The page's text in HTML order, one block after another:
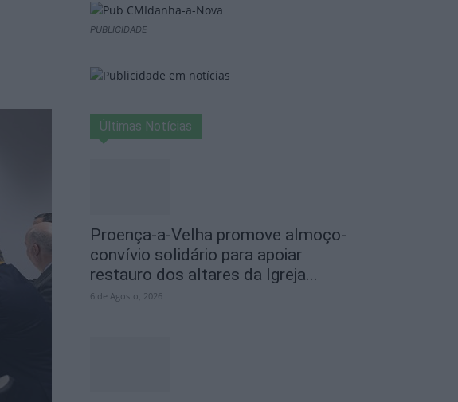
PUBLICIDADE
Últimas Notícias
Proença-a-Velha promove almoço-
convívio solidário para apoiar
restauro dos altares da Igreja...
6 de Agosto, 2026